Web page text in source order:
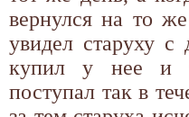
вернулся на то
увидел старуху
купил у нее и
поступал так в